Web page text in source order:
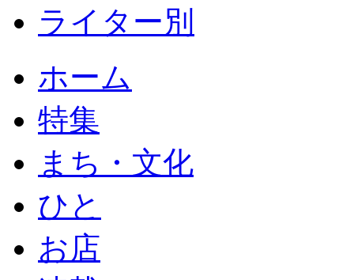
ライター別
ホーム
特集
まち・文化
ひと
お店